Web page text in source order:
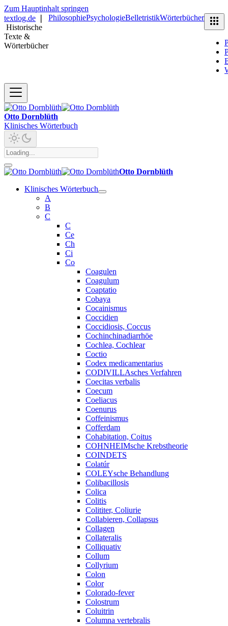
Zum Hauptinhalt springen
textlog.de
Historische
Texte &
Wörterbücher
PhilosophiePsychologieBelletristikWörterbücher
Otto Dornblüth
Klinisches Wörterbuch
Otto Dornblüth
Klinisches Wörterbuch
A
B
C
C
Ce
Ch
Ci
Co
Coagulen
Coagulum
Coaptatio
Cobaya
Cocainismus
Coccidien
Coccidiosis, Coccus
Cochinchinadiarrhöe
Cochlea, Cochlear
Coctio
Codex medicamentarius
CODIVILLAsches Verfahren
Coecitas verbalis
Coecum
Coeliacus
Coenurus
Coffeinismus
Cofferdam
Cohabitation, Coitus
COHNHEIMsche Krebstheorie
COINDETS
Colatúr
COLEYsche Behandlung
Colibacillosis
Colica
Colitis
Colititer, Coliurie
Collabieren, Collapsus
Collagen
Collateralis
Colliquativ
Collum
Collyrium
Colon
Color
Colorado-fever
Colostrum
Coluitrin
Columna vertebralis